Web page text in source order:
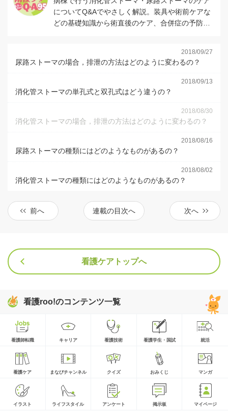
についてQ&Aでやさしく解説。装具や術前ケアな
どの基礎知識から術直後のケア、合併症の予防と
2018/09/27
尿路ストーマの場合，排泄の方法はどのように変わるの？
2018/09/13
消化管ストーマの単孔式と双孔式はどう違うの？
2018/08/30
消化管ストーマの場合，排泄の方法はどのように変わるの？
2018/08/16
尿路ストーマの種類にはどのようなものがあるの？
2018/08/02
消化管ストーマの種類にはどのようなものがあるの？
前へ 連載の目次へ 次へ
看護ケアトップへ
看護roo!のコンテンツ一覧
看護師転職 キャリア 看護技術 看護学生・国試 就活
看護ケア まなびチャンネル クイズ おみくじ マンガ
イラスト ライフスタイル アンケート 掲示板 マイページ